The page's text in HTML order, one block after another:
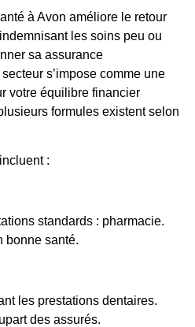
à Avon améliore le retour
les soins peu ou
sa assurance
s’impose comme une
votre équilibre financier
formules existent selon
:
standards : pharmacie.
bonne santé.
les prestations dentaires.
des assurés.